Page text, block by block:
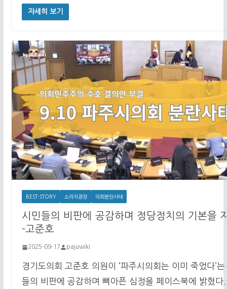
자세히 보기
BEST-STORY 소리치광장 의회분란사태
시민들의 비판에 공감하며 정당정치의 기본을
-고준호
2025-09-17 pajuwiki
경기도의회 고준호 의원이 ‘파주시의회는 이미 죽었다’
들의 비판에 공감하며 뼈아픈 심정을 페이스북에 밝혔다